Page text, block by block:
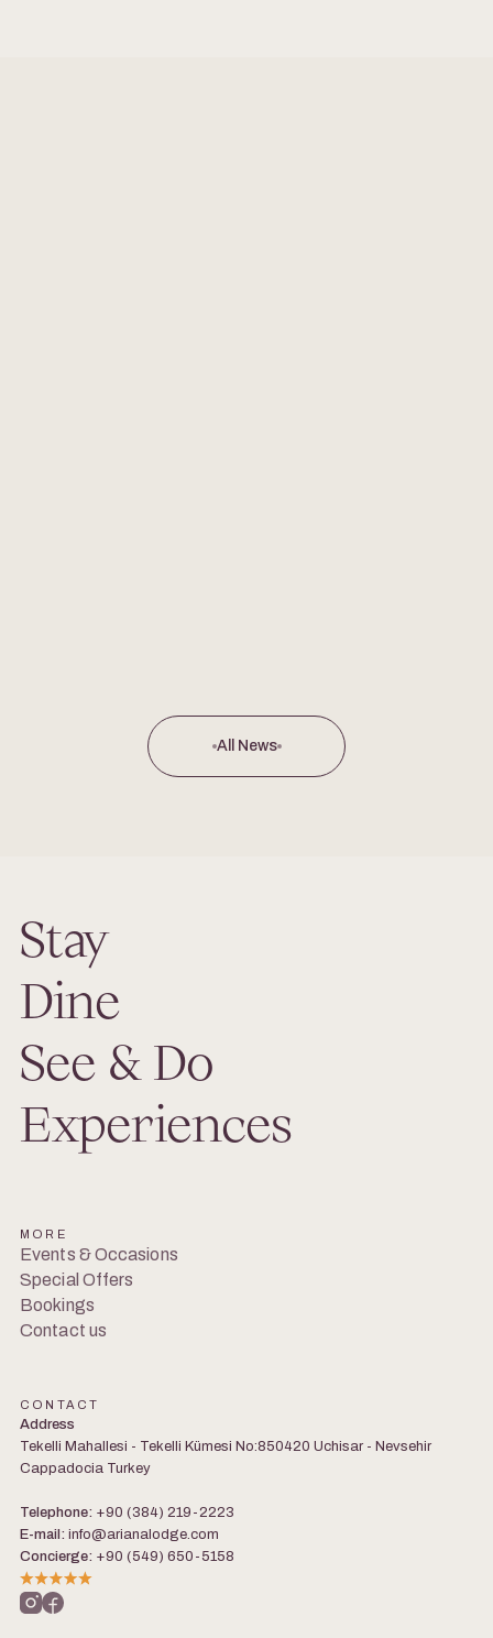
innovation, ensuring a memorable evening with exquisite
All News
Stay
Dine
See & Do
Experiences
MORE
Events & Occasions
Special Offers
Bookings
Contact us
CONTACT
Address
Tekelli Mahallesi - Tekelli Kümesi No:850420 Uchisar - Nevsehir
Cappadocia Turkey
Telephone: +90 (384) 219-2223
E-mail: info@arianalodge.com
Concierge: +90 (549) 650-5158